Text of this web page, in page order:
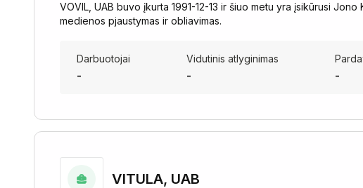
VOVIL, UAB buvo įkurta 1991-12-13 ir šiuo metu yra įsikūrusi
medienos pjaustymas ir obliavimas.
Darbuotojai
-
Vidutinis atlyginimas
-
-
VITULA, UAB